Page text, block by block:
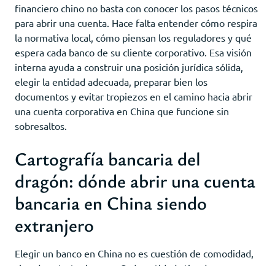
financiero chino no basta con conocer los pasos técnicos
para abrir una cuenta. Hace falta entender cómo respira
la normativa local, cómo piensan los reguladores y qué
espera cada banco de su cliente corporativo. Esa visión
interna ayuda a construir una posición jurídica sólida,
elegir la entidad adecuada, preparar bien los
documentos y evitar tropiezos en el camino hacia abrir
una cuenta corporativa en China que funcione sin
sobresaltos.
Cartografía bancaria del
dragón: dónde abrir una cuenta
bancaria en China siendo
extranjero
Elegir un banco en China no es cuestión de comodidad,